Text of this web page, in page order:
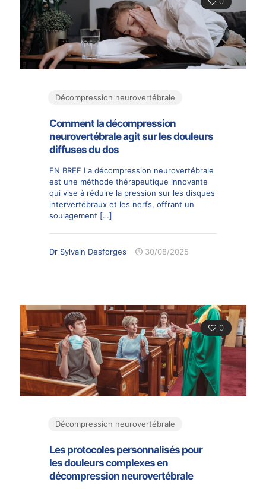
Décompression neurovertébrale
Comment la décompression
neurovertébrale agit sur les douleurs
diffuses du dos
EN BREF La décompression neurovertébrale
est une méthode thérapeutique innovante
qui vise à réduire la pression sur les disques
intervertébraux et les nerfs, offrant un
soulagement […]
Dr Sylvain Desforges 30/08/2025
0
Décompression neurovertébrale
Les protocoles personnalisés pour
les douleurs complexes en
décompression neurovertébrale